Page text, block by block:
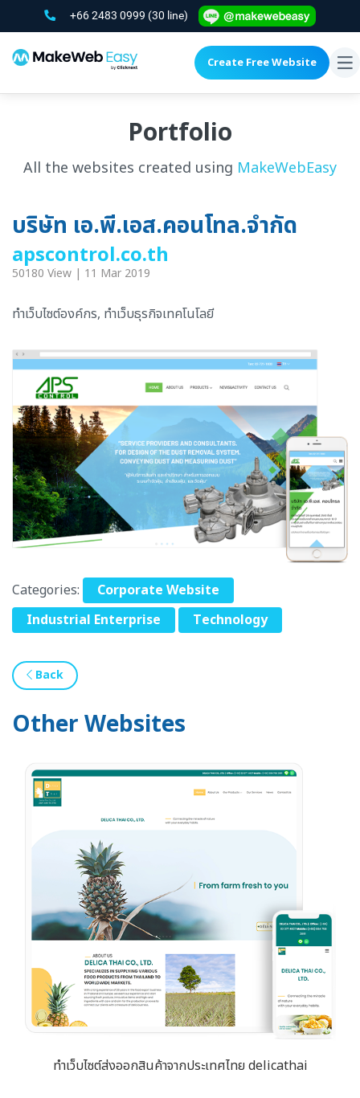
+66 2483 0999 (30 line)
Create Free Website
Portfolio
All the websites created using MakeWebEasy
บริษัท เอ.พี.เอส.คอนโทล.จำกัด
apscontrol.co.th
50180 View | 11 Mar 2019
ทำเว็บไซต์องค์กร, ทำเว็บธุรกิจเทคโนโลยี
Categories:
Corporate Website
Industrial Enterprise
Technology
Back
Other Websites
ทำเว็บไซต์ส่งออกสินค้าจากประเทศไทย delicathai